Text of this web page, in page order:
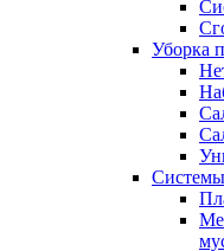
Уборка
Системы